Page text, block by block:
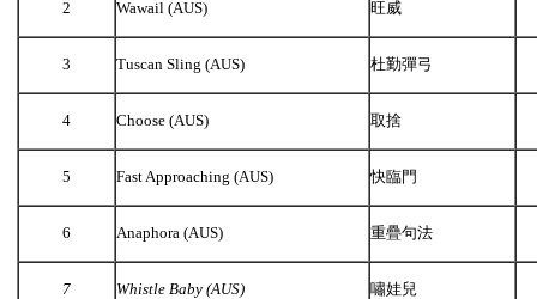
2 Wawail (AUS) 旺威
3 Tuscan Sling (AUS) 杜勤彈弓
4 Choose (AUS) 取捨
5 Fast Approaching (AUS) 快臨門
6 Anaphora (AUS) 重疊句法
7 Whistle Baby (AUS) 嘯娃兒